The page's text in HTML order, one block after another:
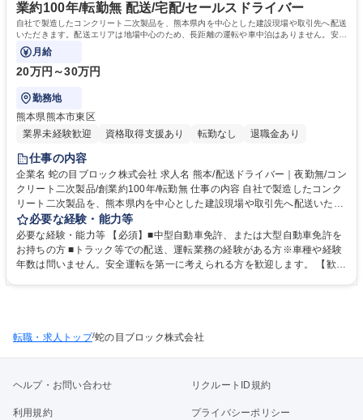
業約100年/転勤無 配送/宅配/セールスドライバー
自社で製造したコンクリート二次製品を、熊本県内を中心とした建設現場や取引先へ配送
いただきます。配送エリアは地場中心のため、長距離の運転や車中泊はありません。安全
第一で製品を届ける重要なお仕事です。
月給
20万円～30万円
勤務地
熊本県熊本市東区
業界未経験歓迎
資格取得支援あり 転勤なし 退職金あり
仕事の内容
企業名 蛇の目ブロック株式会社 求人名 熊本/配送ドライバー｜夜勤無/コン
クリート二次製品/創業約100年/転勤無 仕事の内容 自社で製造したコンク
リート二次製品を、熊本県内を中心とした建設現場や取引先へ配送いただ
きます。配送エリアは地場中心のため、長距離の運転や車中泊はありませ
ん。安全第一で製品を届ける重要なお仕事です。 ■自社で製造したブロッ
ク製品 ■クランプやリフトを使用 ■荷下ろし作業（ユニックや場所によっ
てはリフトを使用） ■担当車両の日常点検、洗車、車内清掃、安全管理 ※
必要な経験・能力等
必要な経験・能力等 【必須】■中型自動車免許、または大型自動車免許を
お持ちの方 ■トラック等での配送、運転業務の経験がある方※車種や経験
年数は問いません。安全運転を第一に考えられる方を歓迎します。 【歓
格：第一種運転免許中型自動車
転職・求人トップ/蛇の目ブロック株式会社
ヘルプ・お問い合わせ リクルートID規約
利用規約 プライバシーポリシー